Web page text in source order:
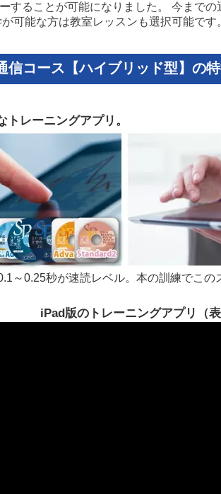
することが可能になりました。 今まで
可能な方は教室レッスンも選択可能です
信コース【ハイブリッド型】の
トレーニングアプリ。
～0.25秒が速読レベル。本の訓練でこ
iPad版のトレーニングアプリ（